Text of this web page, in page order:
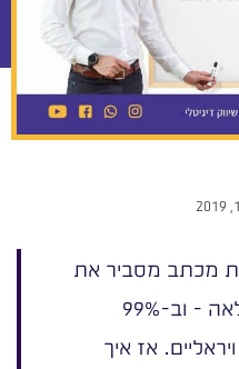
מכתב מסביר את
מה שאנחנו רוצים להעביר הלאה - וב-99%
אז איך